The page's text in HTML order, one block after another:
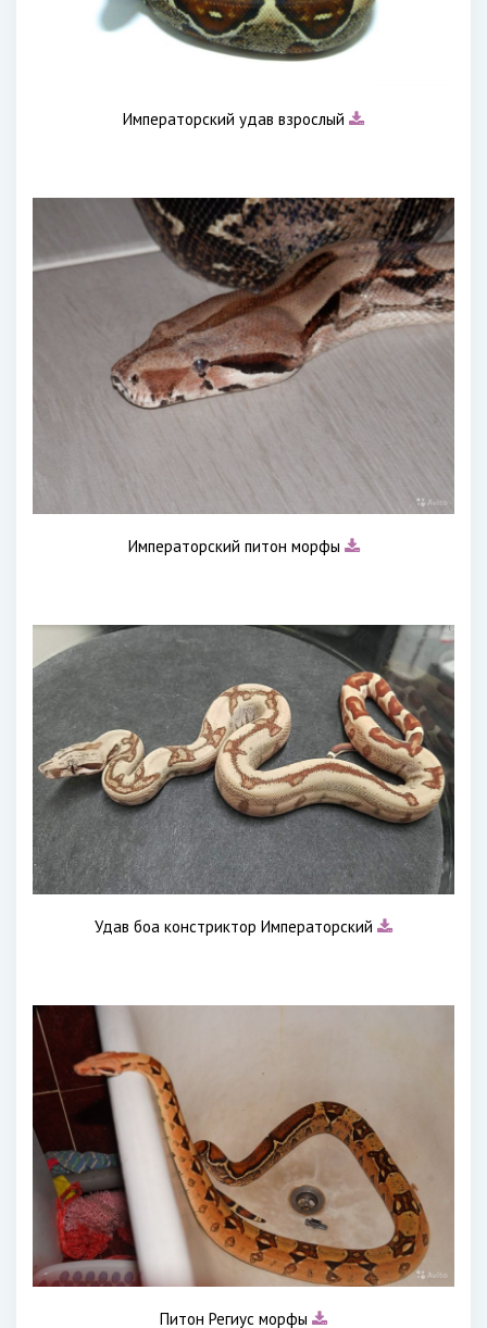
Императорский удав взрослый
Императорский питон морфы
Удав боа констриктор Императорский
Питон Региус морфы